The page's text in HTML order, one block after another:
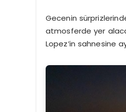
Gecenin
atmosferde yer
Lopez’in sahnesine